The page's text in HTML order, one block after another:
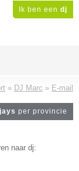
Ik ben een dj
» DJ Marc » E-mail
per provincie
naar dj: